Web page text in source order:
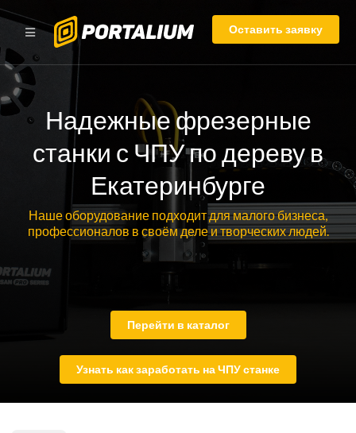
Оставить заявку
Надежные фрезерные
станки с ЧПУ по дереву в
Екатеринбурге
Наше оборудование подходит для малого бизнеса,
профессионалов в своём деле и творческих людей.
Перейти в каталог
Узнать как заработать на ЧПУ станке